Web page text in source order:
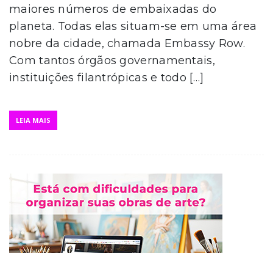
maiores números de embaixadas do
planeta. Todas elas situam-se em uma área
nobre da cidade, chamada Embassy Row.
Com tantos órgãos governamentais,
instituições filantrópicas e todo […]
LEIA MAIS